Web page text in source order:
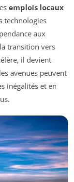
emplois locaux
technologies
aux
transition vers
il devient
avenues peuvent
inégalités et en